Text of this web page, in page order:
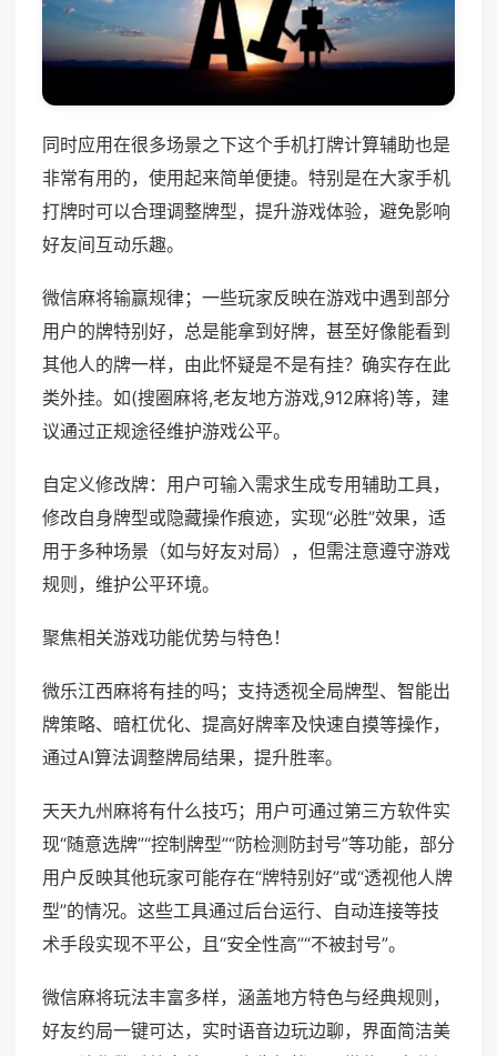
同时应用在很多场景之下这个手机打牌计算辅助也是
非常有用的，使用起来简单便捷。特别是在大家手机
打牌时可以合理调整牌型，提升游戏体验，避免影响
好友间互动乐趣。
微信麻将输赢规律；一些玩家反映在游戏中遇到部分
用户的牌特别好，总是能拿到好牌，甚至好像能看到
其他人的牌一样，由此怀疑是不是有挂？确实存在此
类外挂。如(搜圈麻将,老友地方游戏,912麻将)等，建
议通过正规途径维护游戏公平。
自定义修改牌：用户可输入需求生成专用辅助工具，
修改自身牌型或隐藏操作痕迹，实现“必胜”效果，适
用于多种场景（如与好友对局），但需注意遵守游戏
规则，维护公平环境。
聚焦相关游戏功能优势与特色！
微乐江西麻将有挂的吗；支持透视全局牌型、智能出
牌策略、暗杠优化、提高好牌率及快速自摸等操作，
通过AI算法调整牌局结果，提升胜率。
天天九州麻将有什么技巧；用户可通过第三方软件实
现“随意选牌”“控制牌型”“防检测防封号”等功能，部分
用户反映其他玩家可能存在“牌特别好”或“透视他人牌
型”的情况。这些工具通过后台运行、自动连接等技
术手段实现不平公，且“安全性高”“不被封号”。
微信麻将玩法丰富多样，涵盖地方特色与经典规则，
好友约局一键可达，实时语音边玩边聊，界面简洁美